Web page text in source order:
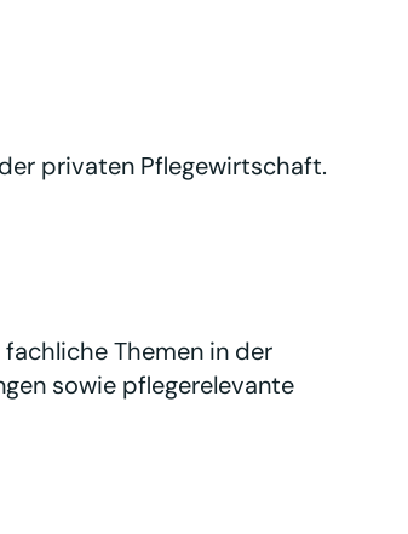
privaten Pflegewirtschaft.
Themen in der
sowie pflegerelevante